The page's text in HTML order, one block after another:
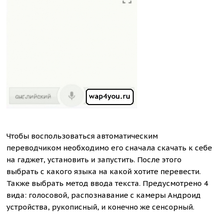
Чтобы воспользоваться автоматическим
переводчиком необходимо его сначала скачать к себе
на гаджет, установить и запустить. После этого
выбрать с какого языка на какой хотите перевести.
Также выбрать метод ввода текста. Предусмотрено 4
вида: голосовой, распознавание с камеры Андроид
устройства, рукописный, и конечно же сенсорный.